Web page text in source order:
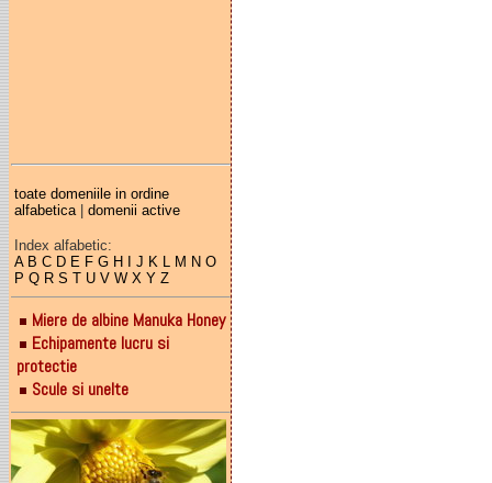
toate domeniile in ordine
alfabetica| domenii active
Index alfabetic:
A B C D E F G H J K L M N O
P Q R S T U V W X Y Z
Miere de albine Manuka Honey
Echipamente lucru si
protectie
Scule si unelte